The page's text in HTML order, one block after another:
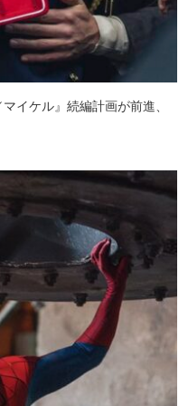
イケル』続編計画が前進、